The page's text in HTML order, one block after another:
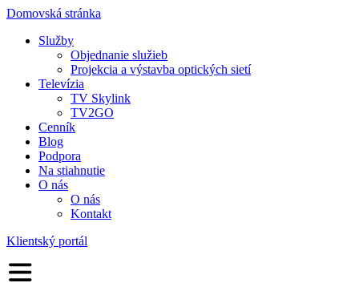
Domovská stránka
Služby
Objednanie služieb
Projekcia a výstavba optických sietí
Televízia
TV Skylink
TV2GO
Cenník
Blog
Podpora
Na stiahnutie
O nás
O nás
Kontakt
Klientský portál